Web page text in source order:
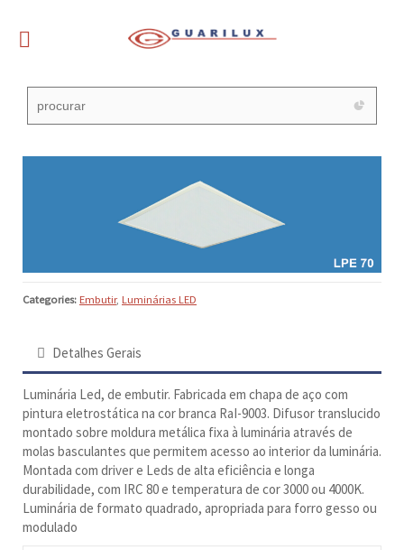
Categories: Embutir, Luminárias LED
Detalhes Gerais
Luminária Led, de embutir. Fabricada em chapa de aço com
pintura eletrostática na cor branca RaI-9003. Difusor translucido
montado sobre moldura metálica fixa à luminária através de
molas basculantes que permitem acesso ao interior da luminária.
Montada com driver e Leds de alta eficiência e longa
durabilidade, com IRC 80 e temperatura de cor 3000 ou 4000K.
Luminária de formato quadrado, apropriada para forro gesso ou
modulado